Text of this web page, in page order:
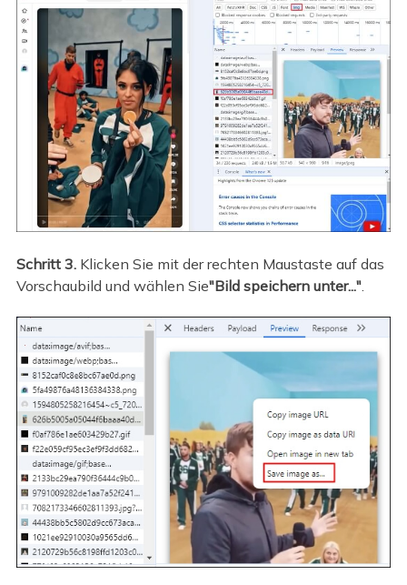
Schritt 3. Klicken Sie mit der rechten Maustaste auf das
Vorschaubild und wählen Sie"Bild speichern unter...".